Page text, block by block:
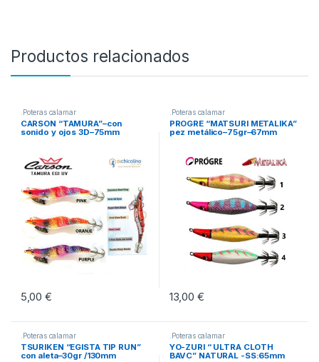
Productos relacionados
.Poteras calamar
CARSON “TAMURA”–con
sonido y ojos 3D–75mm
5,00€
Este producto tiene múltiples variantes. Las opciones se pueden
.Poteras calamar
PROGRE “MATSURI METALIKA”
pez metálico–75gr–67mm
13,00 €
Este producto tiene múltiples
.Poteras calamar
TSURIKEN “EGISTA TIP RUN”
con aleta–30gr /130mm
.Poteras calamar
YO-ZURI “ ULTRA CLOTH
BAVC” NATURAL -SS:65mm